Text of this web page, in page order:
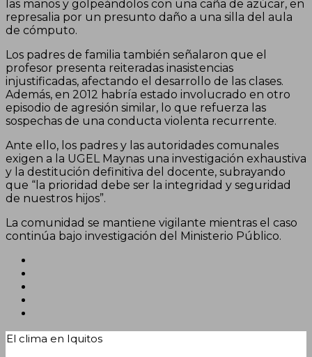
las manos y golpeándolos con una caña de azúcar, en
represalia por un presunto daño a una silla del aula
de cómputo.
Los padres de familia también señalaron que el
profesor presenta reiteradas inasistencias
injustificadas, afectando el desarrollo de las clases.
Además, en 2012 habría estado involucrado en otro
episodio de agresión similar, lo que refuerza las
sospechas de una conducta violenta recurrente.
Ante ello, los padres y las autoridades comunales
exigen a la UGEL Maynas una investigación exhaustiva
y la destitución definitiva del docente, subrayando
que “la prioridad debe ser la integridad y seguridad
de nuestros hijos”.
La comunidad se mantiene vigilante mientras el caso
continúa bajo investigación del Ministerio Público.
El clima en Iquitos